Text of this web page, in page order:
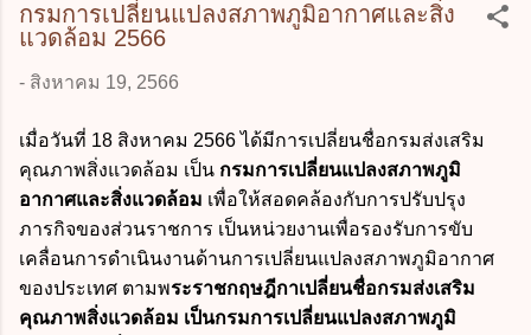
กรมการเปลี่ยนแปลงสภาพภูมิอากาศและสิ่ง
แวดล้อม 2566
- สิงหาคม 19, 2566
เมื่อวันที่ 18 สิงหาคม 2566 ได้มีการเปลี่ยนชื่อกรมส่งเสริม
คุณภาพสิ่งแวดล้อม เป็น กรมการเปลี่ยนแปลงสภาพภูมิ
อากาศและสิ่งแวดล้อม เพื่อให้สอดคล้องกับการปรับปรุง
ภารกิจของส่วนราชการ เป็นหน่วยงานเพื่อรองรับการขับ
เคลื่อนการดำเนินงานด้านการเปลี่ยนแปลงสภาพภูมิอากาศ
ของประเทศ ตามพระราชกฤษฎีกาเปลี่ยนชื่อกรมส่งเสริม
คุณภาพสิ่งแวดล้อม เป็นกรมการเปลี่ยนแปลงสภาพภูมิ